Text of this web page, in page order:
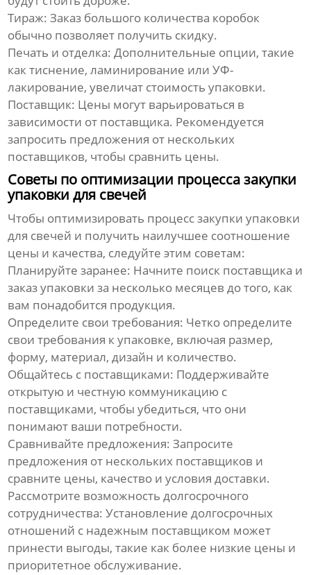
Тираж: Заказ большого количества коробок
обычно позволяет получить скидку.
Печать и отделка: Дополнительные опции, такие
как тиснение, ламинирование или УФ-
лакирование, увеличат стоимость упаковки.
Поставщик: Цены могут варьироваться в
зависимости от поставщика. Рекомендуется
запросить предложения от нескольких
поставщиков, чтобы сравнить цены.
Советы по оптимизации процесса закупки
упаковки для свечей
Чтобы оптимизировать процесс закупки упаковки
для свечей и получить наилучшее соотношение
цены и качества, следуйте этим советам:
Планируйте заранее: Начните поиск поставщика и
заказ упаковки за несколько месяцев до того, как
вам понадобится продукция.
Определите свои требования: Четко определите
свои требования к упаковке, включая размер,
форму, материал, дизайн и количество.
Общайтесь с поставщиками: Поддерживайте
открытую и честную коммуникацию с
поставщиками, чтобы убедиться, что они
понимают ваши потребности.
Сравнивайте предложения: Запросите
предложения от нескольких поставщиков и
сравните цены, качество и условия доставки.
Рассмотрите возможность долгосрочного
сотрудничества: Установление долгосрочных
отношений с надежным поставщиком может
принести выгоды, такие как более низкие цены и
приоритетное обслуживание.